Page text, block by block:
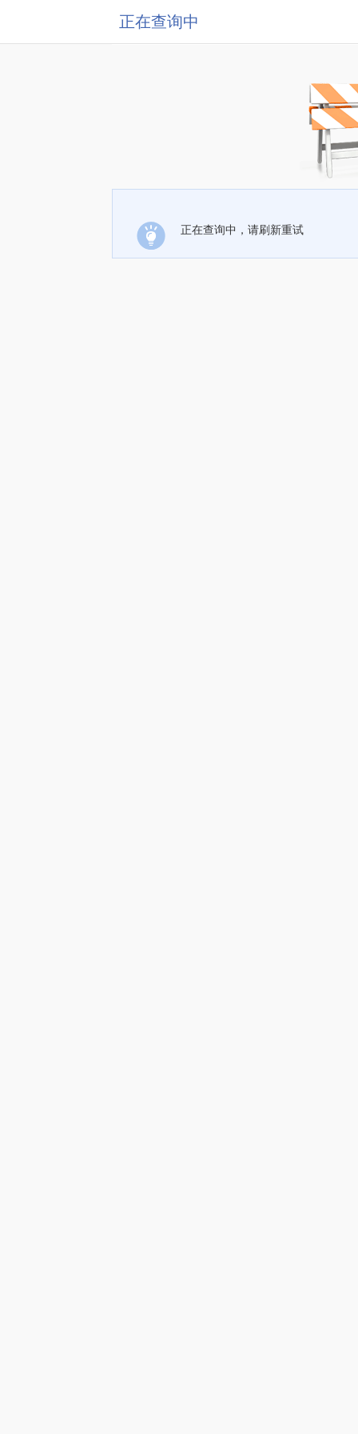
正在查询中
正在查询中，请刷新重试